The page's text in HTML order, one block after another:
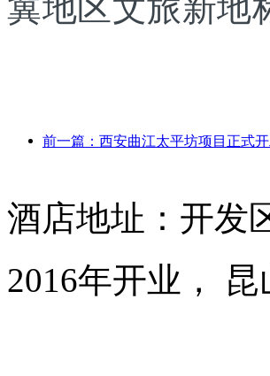
冀地区文旅新地
酒店地址：开发
2016年开业，